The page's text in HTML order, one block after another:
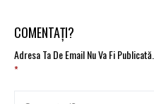
COMENTAȚI?
Adresa Ta De Email Nu Va Fi Publicată.
*